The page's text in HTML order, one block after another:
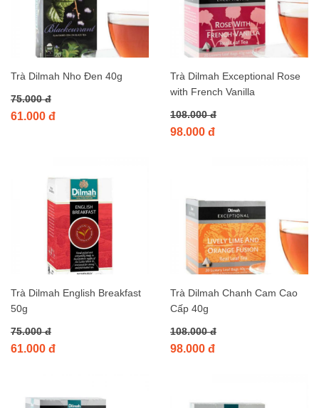
Trà Dilmah Nho Đen 40g
75.000 đ
61.000 đ
Trà Dilmah Exceptional Rose
with French Vanilla
108.000 đ
98.000 đ
Trà Dilmah English Breakfast
50g
75.000 đ
61.000 đ
Trà Dilmah Chanh Cam Cao
Cấp 40g
108.000 đ
98.000 đ